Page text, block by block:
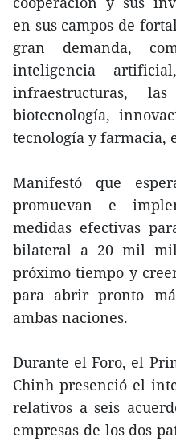
en sus campos de
gran demanda,
inteligencia
infraestructuras,
biotecnología,
tecnología y farmacia,
Manifestó que
promuevan e
medidas efectivas
bilateral a 20 mil
próximo tiempo y
para abrir pronto
ambas naciones.
Durante el Foro, el
Chinh presenció el
relativos a seis
empresas de los dos